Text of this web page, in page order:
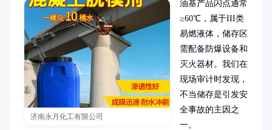
济南永月化工有限公司
油基产品闪点通常
≥60℃，属于III类
易燃液体，储存区
需配备防爆设备和
灭火器材。我们在
现场审计时发现，
不当储存是引发安
全事故的主因之
一。